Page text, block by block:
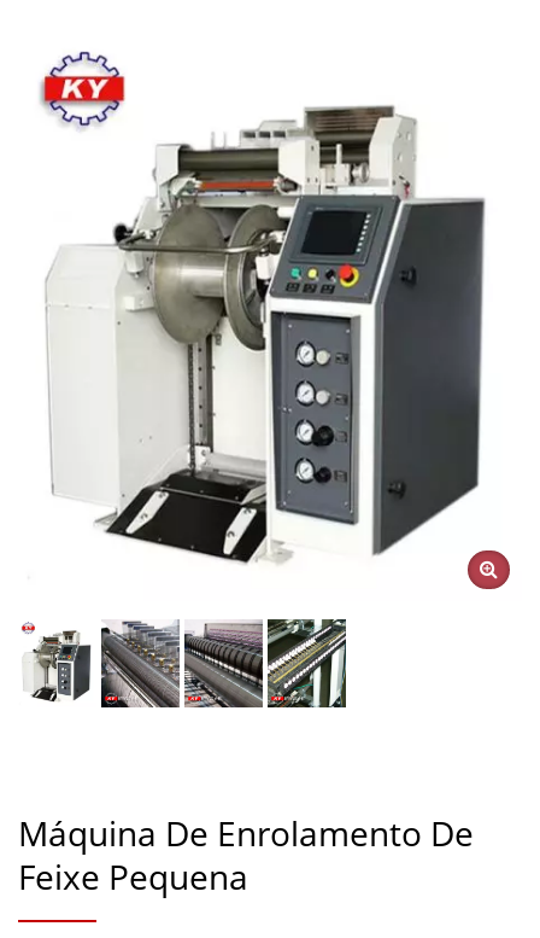
Máquina De Enrolamento De
Feixe Pequena